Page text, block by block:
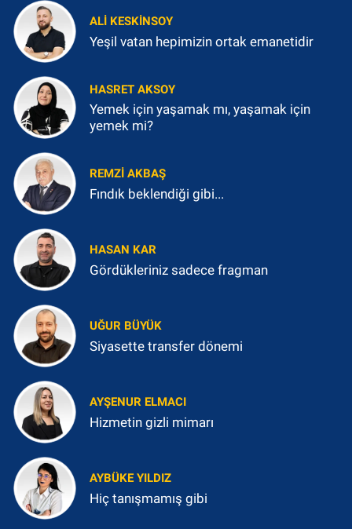
ALI KESKINSOY
Yeşil vatan hepimizin ortak emanetidir
HASRET AKSOY
Yemek için yaşamak mı, yaşamak için
yemek mi?
REMZI AKBAŞ
Fındık beklendiği gibi...
HASAN KAR
Gördükleriniz sadece fragman
UĞUR BÜYÜK
Siyasette transfer dönemi
AYŞENUR ELMACI
Hizmetin gizli mimarı
AYBÜKE YILDIZ
Hiç tanışmamış gibi